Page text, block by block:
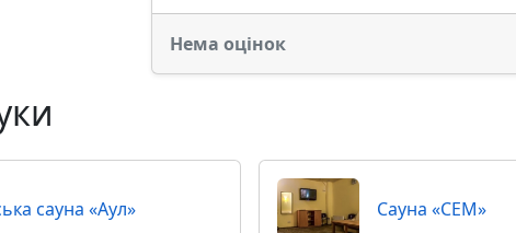
Нема оцінок
сауна «Аул» Сауна «СЕМ»